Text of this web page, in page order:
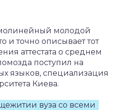
молодой
и точно описывает тот
аттестата о среднем
поступил на
языков, специализация
Киева.
вуза со всеми